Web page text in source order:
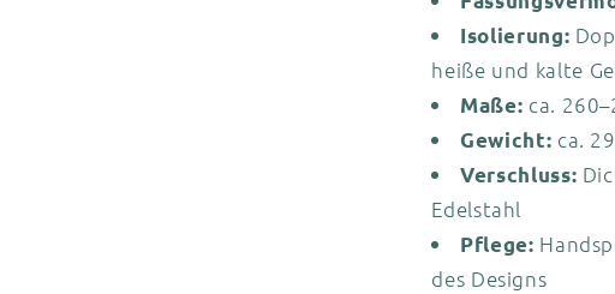
Isolierung:
heiße und kalte
Maße: ca.
Gewicht: ca.
Verschluss:
Edelstahl
Pflege:
des Designs